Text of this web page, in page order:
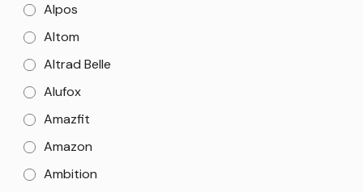
Alpos
Altom
Altrad Belle
Alufox
Amazfit
Amazon
Ambition